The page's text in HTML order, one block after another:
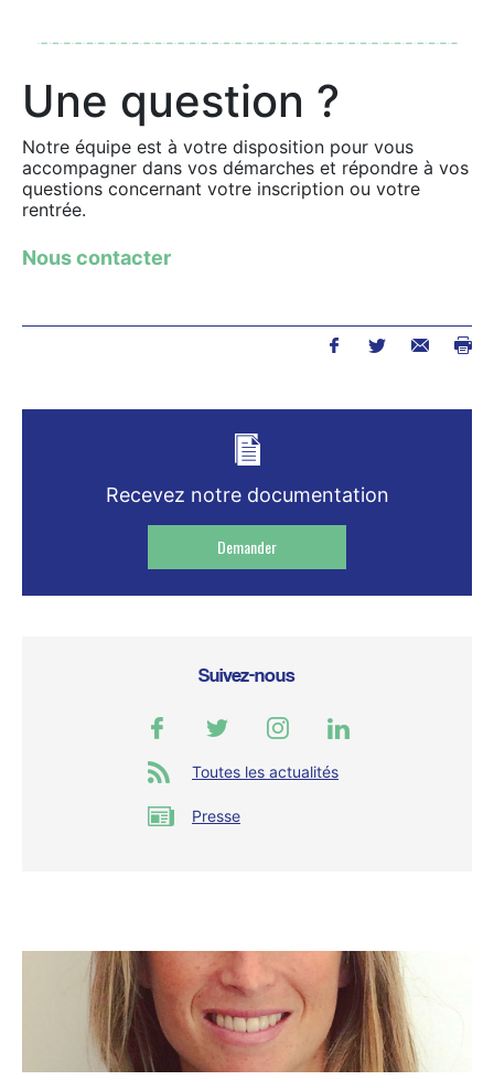
Une question ?
Notre équipe est à votre disposition pour vous
accompagner dans vos démarches et répondre à vos
questions concernant votre inscription ou votre
rentrée.
Nous contacter
Recevez notre documentation
Demander
Suivez-nous
Toutes les actualités
Presse